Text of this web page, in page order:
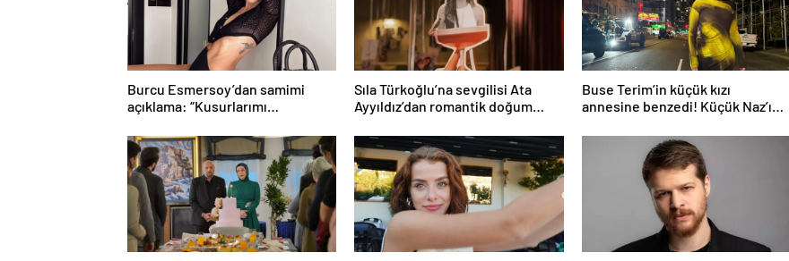
Burcu Esmersoy’dan samimi
açıklama: “Kusurlarımı
Sıla Türkoğlu’na sevgilisi Ata
Ayyıldız’dan romantik doğum
Buse Terim’in küçük kızı
annesine benzedi! Küçük Naz’ın